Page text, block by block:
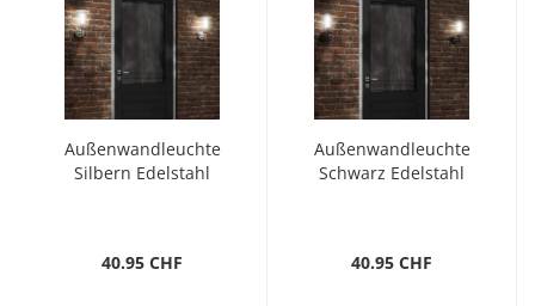
Außenwandleuchte
Silbern Edelstahl
40.95 CHF
Außenwandleuchte
Schwarz Edelstahl
40.95 CHF